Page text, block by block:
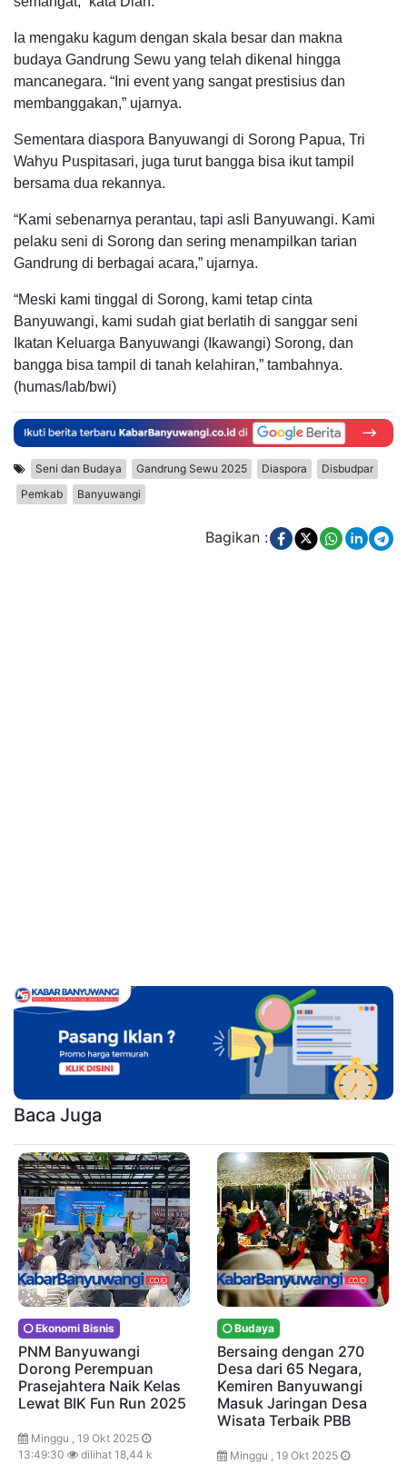
Ia mengaku kagum dengan skala besar dan makna
budaya Gandrung Sewu yang telah dikenal hingga
mancanegara. “Ini event yang sangat prestisius dan
membanggakan,” ujarnya.
Sementara diaspora Banyuwangi di Sorong Papua, Tri
Wahyu Puspitasari, juga turut bangga bisa ikut tampil
bersama dua rekannya.
“Kami sebenarnya perantau, tapi asli Banyuwangi. Kami
pelaku seni di Sorong dan sering menampilkan tarian
Gandrung di berbagai acara,” ujarnya.
“Meski kami tinggal di Sorong, kami tetap cinta
Banyuwangi, kami sudah giat berlatih di sanggar seni
Ikatan Keluarga Banyuwangi (Ikawangi) Sorong, dan
bangga bisa tampil di tanah kelahiran,” tambahnya.
(humas/lab/bwi)
Seni dan Budaya Gandrung Sewu 2025 Diaspora
Disbudpar
Pemkab
Banyuwangi
Bagikan :
Baca Juga
Ekonomi Bisnis
PNM Banyuwangi
Dorong Perempuan
Prasejahtera Naik Kelas
Lewat BIK Fun Run 2025
Minggu , 19 Okt 2025
13:49:30
dilihat 18,44 k
Budaya
Bersaing dengan 270
Desa dari 65 Negara,
Kemiren Banyuwangi
Masuk Jaringan Desa
Wisata Terbaik PBB
Minggu , 19 Okt 2025